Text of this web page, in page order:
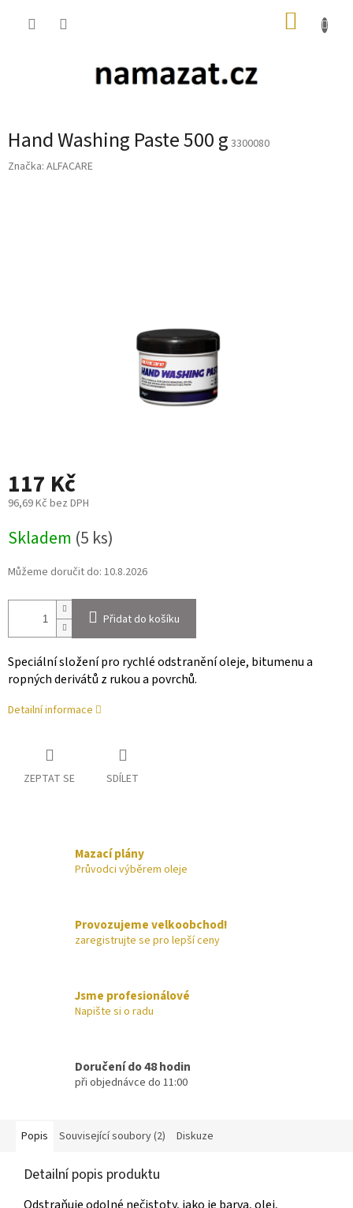
Hand Washing Paste 500 g 3300080
Značka: ALFACARE
117 Kč
96,69 Kč bez DPH
cena:
Skladem (5 ks)
Můžeme doručit do: 10.8.2026
Přidat do košíku
Speciální složení pro rychlé odstranění oleje, bitumenu a
ropných derivátů z rukou a povrchů.
Detailní informace
ZEPTAT SE SDÍLET
Mazací plány
Průvodci výběrem oleje
Provozujeme velkoobchod!
zaregistrujte se pro lepší ceny
Jsme profesionálové
Napište si o radu
Doručení do 48 hodin
při objednávce do 11:00
Popis Související soubory (2) Diskuze
Detailní popis produktu